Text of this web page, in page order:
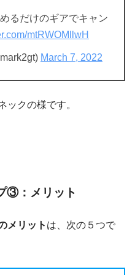
るだけのギアでキャン
mtRWOMllwH
March 7, 2022
ックの様です。
③：メリット
メリット は、次の５つで